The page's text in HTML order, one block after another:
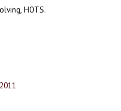
HOTS.